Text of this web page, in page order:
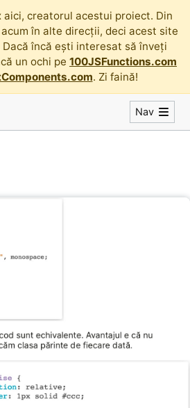
aici, creatorul acestui proiect. Din
în alte direcții, deci acest site
încă ești interesat să înveți
un ochi pe 100JSFunctions.com
. Zi faină!
Nav